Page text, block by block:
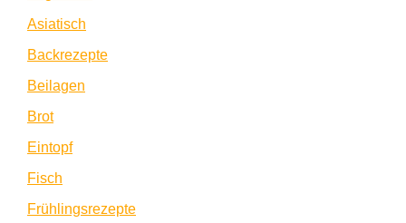
Asiatisch
Backrezepte
Beilagen
Brot
Eintopf
Fisch
Frühlingsrezepte